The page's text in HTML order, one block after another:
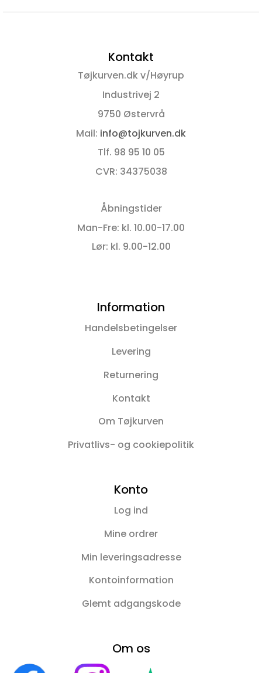
Kontakt
Tøjkurven.dk v/Høyrup
Industrivej 2
9750 Østervrå
Mail: info@tojkurven.dk
Tlf. 98 95 10 05
CVR: 34375038
Åbningstider
Man-Fre: kl. 10.00-17.00
Lør: kl. 9.00-12.00
Information
Handelsbetingelser
Levering
Returnering
Kontakt
Om Tøjkurven
Privatlivs- og cookiepolitik
Konto
Log ind
Mine ordrer
Min leveringsadresse
Kontoinformation
Glemt adgangskode
Om os